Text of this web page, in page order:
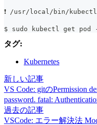
❗ /usr/local/bin/
$ sudo kubectl get pod -
タグ:
Kubernetes
新しい記事
VS Code: gitのPermission
password. fatal:
過去の記事
VSCode: エラー解決法